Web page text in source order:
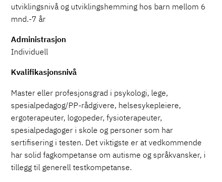
utviklingsnivå og utviklingshemming hos barn mellom 6
mnd.-7 år
Administrasjon
Individuell
Kvalifikasjonsnivå
Master eller profesjonsgrad i psykologi, lege,
spesialpedagog/PP-rådgivere, helsesykepleiere,
ergoterapeuter, logopeder, fysioterapeuter,
spesialpedagoger i skole og personer som har
sertifisering i testen. Det viktigste er at vedkommende
har solid fagkompetanse om autisme og språkvansker, i
tillegg til generell testkompetanse.